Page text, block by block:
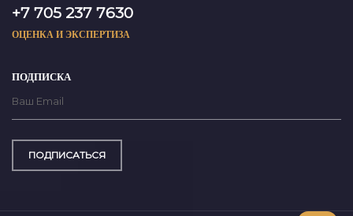
+7 705 237 7630
ОЦЕНКА И ЭКСПЕРТИЗА
ПОДПИСКА
ПОДПИСАТЬСЯ